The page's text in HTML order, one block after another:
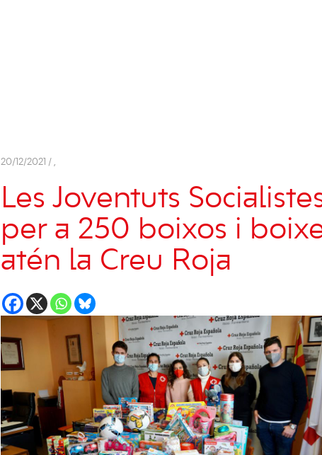
20/12/2021 / ,
Les Joventuts
per a 250 boixos i
atén la Creu Roja